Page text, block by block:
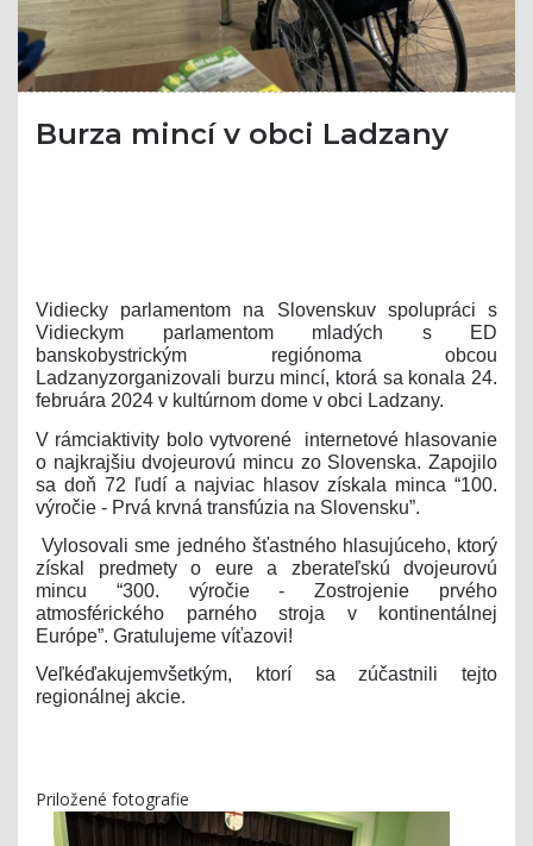
Burza mincí v obci Ladzany
Vidiecky parlamentom na Slovenskuv spolupráci s
Vidieckym parlamentom mladých s ED
banskobystrickým regiónoma obcou
Ladzanyzorganizovali burzu mincí, ktorá sa konala 24.
februára 2024 v kultúrnom dome v obci Ladzany.
V rámciaktivity bolo vytvorené internetové hlasovanie
o najkrajšiu dvojeurovú mincu zo Slovenska. Zapojilo
sa doň 72 ľudí a najviac hlasov získala minca “100.
výročie - Prvá krvná transfúzia na Slovensku”.
Vylosovali sme jedného šťastného hlasujúceho, ktorý
získal predmety o eure a zberateľskú dvojeurovú
mincu “300. výročie - Zostrojenie prvého
atmosférického parného stroja v kontinentálnej
Európe”. Gratulujeme víťazovi!
Veľkéďakujemvšetkým, ktorí sa zúčastnili tejto
regionálnej akcie.
Priložené fotografie